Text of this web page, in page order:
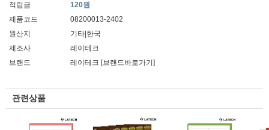
적립금
120원
제품코드
08200013-2402
원산지
기타|한국
제조사
레이테크
브랜드
레이테크 [브랜드바로가기]
관련상품